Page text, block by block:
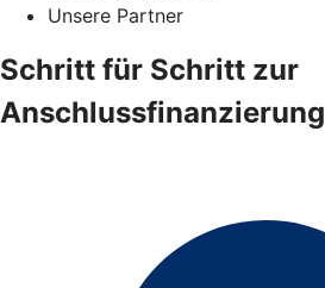
Unsere Partner
Schritt für Schritt zur
Anschlussfinanzierung